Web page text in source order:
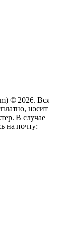
© 2026. Вся
носит
В случае
на почту: